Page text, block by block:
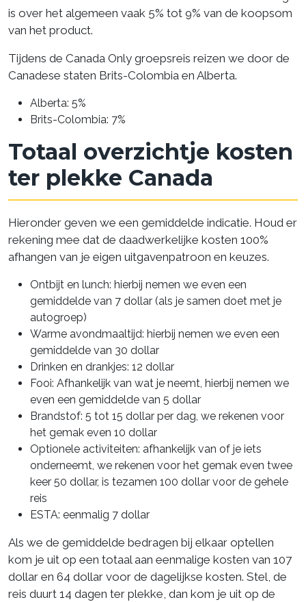
is over het algemeen vaak 5% tot 9% van de koopsom
van het product.
Tijdens de Canada Only groepsreis reizen we door de
Canadese staten Brits-Colombia en Alberta.
Alberta: 5%
Brits-Colombia: 7%
Totaal overzichtje kosten
ter plekke Canada
Hieronder geven we een gemiddelde indicatie. Houd er
rekening mee dat de daadwerkelijke kosten 100%
afhangen van je eigen uitgavenpatroon en keuzes.
Ontbijt en lunch: hierbij nemen we even een
gemiddelde van 7 dollar (als je samen doet met je
autogroep)
Warme avondmaaltijd: hierbij nemen we even een
gemiddelde van 30 dollar
Drinken en drankjes: 12 dollar
Fooi: Afhankelijk van wat je neemt, hierbij nemen we
even een gemiddelde van 5 dollar
Brandstof: 5 tot 15 dollar per dag, we rekenen voor
het gemak even 10 dollar
Optionele activiteiten: afhankelijk van of je iets
onderneemt, we rekenen voor het gemak even twee
keer 50 dollar, is tezamen 100 dollar voor de gehele
reis
ESTA: eenmalig 7 dollar
Als we de gemiddelde bedragen bij elkaar optellen
kom je uit op een totaal aan eenmalige kosten van 107
dollar en 64 dollar voor de dagelijkse kosten. Stel, de
reis duurt 14 dagen ter plekke, dan kom je uit op de